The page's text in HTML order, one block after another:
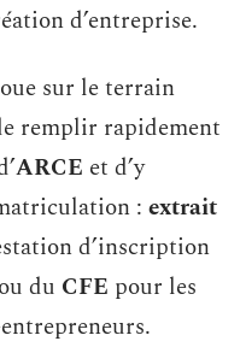
d’entreprise.
sur le terrain
remplir rapidement
ARCE et d’y
: extrait
d’inscription
ou du CFE pour les